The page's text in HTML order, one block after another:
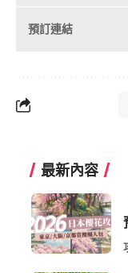
預訂連結
最新內容